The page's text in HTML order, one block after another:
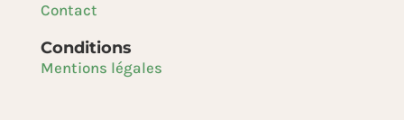
Contact
Conditions
Mentions légales